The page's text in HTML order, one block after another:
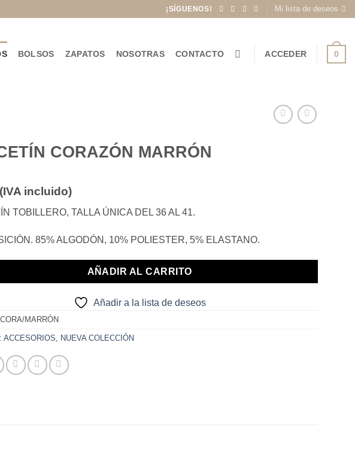
¡SÍGUENOS! Mi lista de deseos
BOLSOS ZAPATOS NOSOTRAS CONTACTO ACCEDER 0
CORAZÓN MARRÓN
(IVA incluido)
TOBILLERO, TALLA ÚNICA DEL 36 AL 41.
85% ALGODÓN, 10% POLIESTER, 5% ELASTANO.
AÑADIR AL CARRITO
Añadir a la lista de deseos
MARRÓN
ACCESORIOS, NUEVA COLECCIÓN